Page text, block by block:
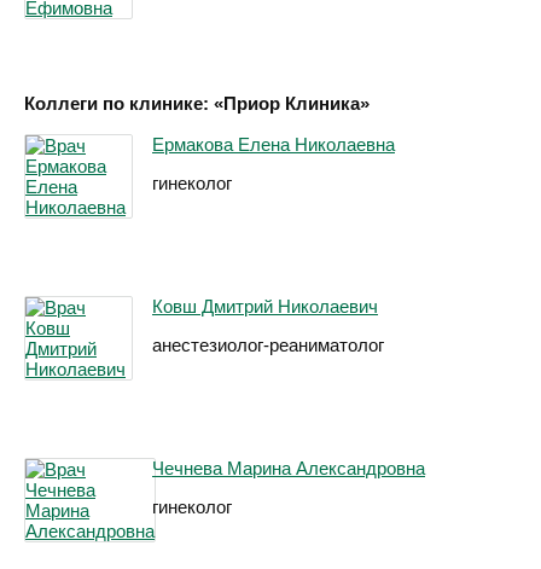
Коллеги по клинике: «Приор Клиника»
Ермакова Елена Николаевна
гинеколог
Ковш Дмитрий Николаевич
анестезиолог-реаниматолог
Чечнева Марина Александровна
гинеколог